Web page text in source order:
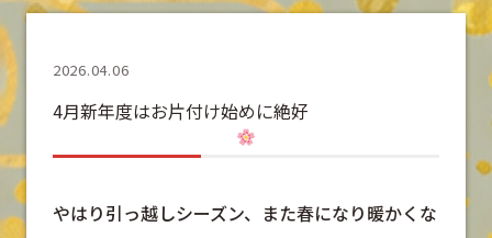
2026.04.06
4月新年度はお片付け始めに絶好
やはり引っ越しシーズン、また春になり暖かくな